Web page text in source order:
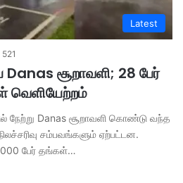
Latest
521
சூறாவளி; 28 பேர்
வெளியேற்றம்
நேற்று Danas சூறாவளி கொண்டு வந்த
சம்பவங்களும் ஏற்பட்டன.
பேர் தங்கள்…